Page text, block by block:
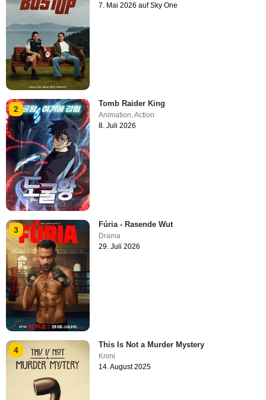
7. Mai 2026 auf Sky One
2
Tomb Raider King
Animation,Action
8. Juli 2026
3
Fúria - Rasende Wut
Drama
29. Juli 2026
4
This Is Not a Murder Mystery
Krimi
14. August 2025